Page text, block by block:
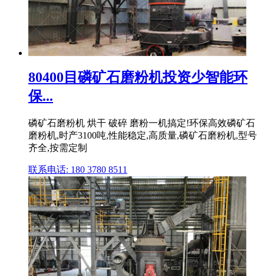
80400目磷矿石磨粉机投资少智能环
保...
磷矿石磨粉机 烘干 破碎 磨粉一机搞定!环保高效磷矿石
磨粉机,时产3100吨,性能稳定,高质量,磷矿石磨粉机,型号
齐全,按需定制
联系电话: 180 3780 8511